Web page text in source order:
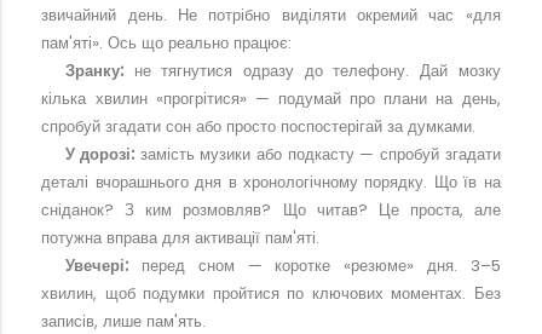
звичайний день. Не потрібно виділяти окремий час «для
пам'яті». Ось що реально працює:
Зранку: не тягнутися одразу до телефону. Дай мозку
кілька хвилин «прогрітися» — подумай про плани на день,
спробуй згадати сон або просто поспостерігай за думками.
У дорозі:замість музики або подкасту — спробуй згадати
деталі вчорашнього дня в хронологічному порядку. Що їв на
сніданок? З ким розмовляв? Що читав? Це проста, але
потужна вправа для активації пам'яті.
Увечері: перед сном — коротке «резюме» дня. 3–5
хвилин, щоб подумки пройтися по ключових моментах. Без
записів, лише пам'ять.